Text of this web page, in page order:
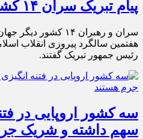
پیام تبریک سران ۱۴ کشور دیگر به پزشکیان
سران و رهبران ۱۴
هفتمین سالگرد پیروزی انقلاب
رئیس جمهور تبریک گفتند.
سه کشور اروپایی در
سهم داشته و شریک